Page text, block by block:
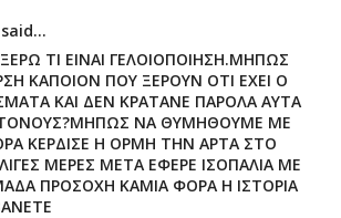
ΤΙ ΕΙΝΑΙ ΓΕΛΟΙΟΠΟΙΗΣΗ.ΜΗΠΩΣ
ΚΑΠΟΙΟΝ ΠΟΥ ΞΕΡΟΥΝ ΟΤΙ ΕΧΕΙ Ο
ΚΑΙ ΔΕΝ ΚΡΑΤΑΝΕ ΠΑΡΟΛΑ ΑΥΤΑ
ΝΑ ΘΥΜΗΘΟΥΜΕ ΜΕ
ΚΕΡΔΙΣΕ Η ΟΡΜΗ ΤΗΝ ΑΡΤΑ ΣΤΟ
ΜΕΡΕΣ ΜΕΤΑ ΕΦΕΡΕ ΙΣΟΠΑΛΙΑ ΜΕ
ΠΡΟΣΟΧΗ ΚΑΜΙΑ ΦΟΡΑ Η ΙΣΤΟΡΙΑ